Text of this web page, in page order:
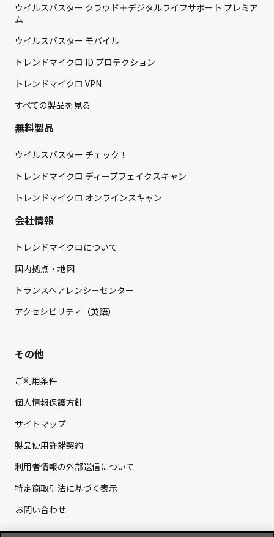
ウイルスバスター クラウド＋デジタルライフサポート プレミア
ム
ウイルスバスター モバイル
トレンドマイクロ ID プロテクション
トレンドマイクロ VPN
すべての製品を見る
無料製品
ウイルスバスター チェック！
トレンドマイクロ ディープフェイクスキャン
トレンドマイクロ オンラインスキャン
会社情報
トレンドマイクロについて
国内拠点・地図
トランスペアレンシーセンター
アクセシビリティ（英語）
その他
ご利用条件
個人情報保護方針
サイトマップ
製品使用許諾契約
利用者情報の外部送信について
特定商取引法に基づく表示
お問い合わせ